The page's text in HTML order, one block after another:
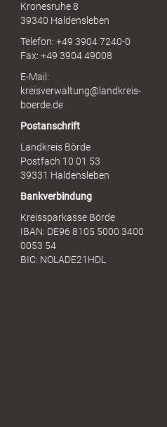
Kronesruhe 8
39340 Haldensleben
Telefon: +49 3904 7240-0
Fax: +49 3904 49008
E-Mail:
kreisverwaltung@landkreis-
boerde.de
Postanschrift
Landkreis Börde
Postfach 10 01 53
39331 Haldensleben
Bankverbindung
Kreissparkasse Börde
IBAN: DE96 8105 5000 3400
0053 54
BIC: NOLADE21HDL